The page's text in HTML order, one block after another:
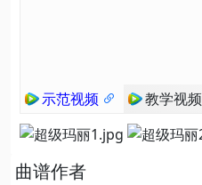
示范视频 教学视频
曲谱作者